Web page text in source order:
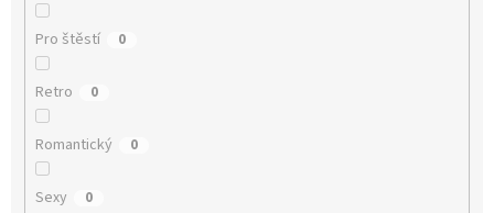
Pro štěstí 0
Retro 0
Romantický 0
Sexy 0